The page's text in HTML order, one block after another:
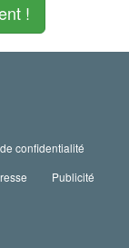
!
confidentialité
Publicité